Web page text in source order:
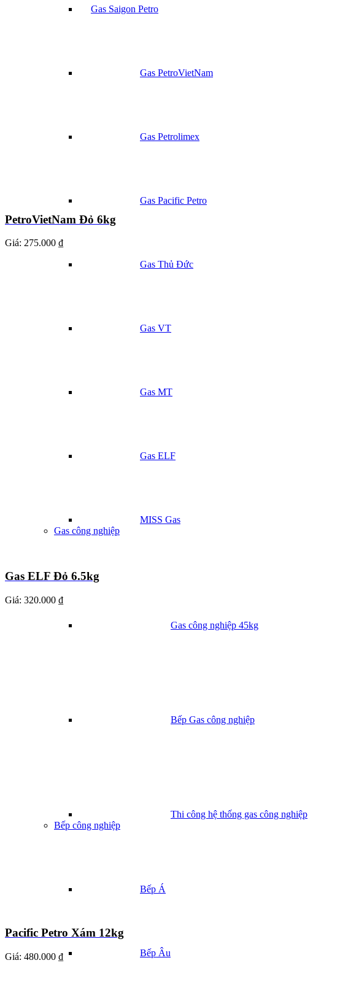
Gas Saigon Petro
Gas PetroVietNam
Gas Petrolimex
Gas Pacific Petro
Gas Thủ Đức
Gas VT
Gas MT
Gas ELF
MISS Gas
Gas công nghiệp
Gas công nghiệp 45kg
Bếp Gas công nghiệp
Thi công hệ thống gas công nghiệp
Bếp công nghiệp
Bếp Á
Bếp Âu
PetroVietNam Đỏ 6kg
Giá: 275.000 ₫
Gas ELF Đỏ 6.5kg
Giá: 320.000 ₫
Pacific Petro Xám 12kg
Giá: 480.000 ₫